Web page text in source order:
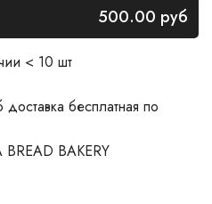
500.00 руб
< 10 шт
бесплатная по
BAKERY